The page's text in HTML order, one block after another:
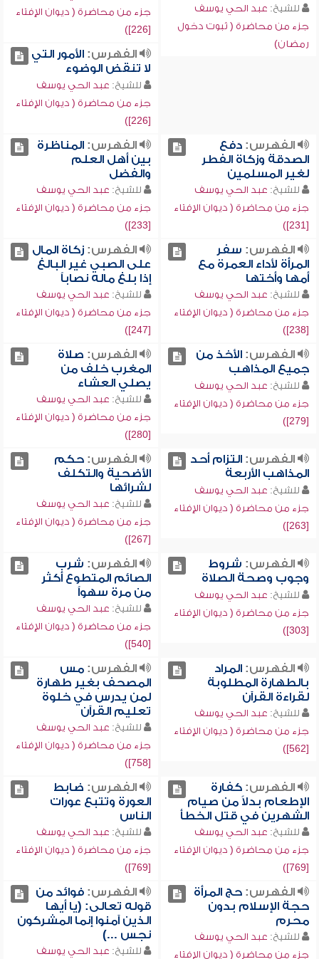
للشيخ: عبد الحي يوسف
جزء من محاضرة ( ثبوت دخول
رمضان)
جزء من محاضرة ( ديوان الإفتاء
[226])
الفهرس:الأمور التي
لا تنقض الوضوء
للشيخ: عبد الحي يوسف
جزء من محاضرة ( ديوان الإفتاء
[226])
الفهرس:دفع
الصدقة وزكاة الفطر
لغير المسلمين
للشيخ: عبد الحي يوسف
جزء من محاضرة ( ديوان الإفتاء
[231])
الفهرس:المناظرة
بين أهل العلم
والفضل
للشيخ: عبد الحي يوسف
جزء من محاضرة ( ديوان الإفتاء
[233])
الفهرس: سفر
المرأة لأداء العمرة مع
أمها وأختها
للشيخ: عبد الحي يوسف
جزء من محاضرة ( ديوان الإفتاء
[238])
الفهرس:زكاة المال
على الصبي غير البالغ
إذا بلغ ماله نصاباً
للشيخ: عبد الحي يوسف
جزء من محاضرة ( ديوان الإفتاء
[247])
الفهرس:الأخذ من
جميع المذاهب
للشيخ: عبد الحي يوسف
جزء من محاضرة ( ديوان الإفتاء
[279])
الفهرس: صلاة
المغرب خلف من
يصلي العشاء
للشيخ: عبد الحي يوسف
جزء من محاضرة ( ديوان الإفتاء
[280])
الفهرس:التزام أحد
المذاهب الأربعة
للشيخ: عبد الحي يوسف
جزء من محاضرة ( ديوان الإفتاء
[263])
الفهرس:حكم
الأضحية والتكلف
لشرائها
للشيخ: عبد الحي يوسف
جزء من محاضرة ( ديوان الإفتاء
[267])
الفهرس: شروط
وجوب وصحة الصلاة
للشيخ: عبد الحي يوسف
جزء من محاضرة ( ديوان الإفتاء
[303])
الفهرس: شرب
الصائم المتطوع أكثر
من مرة سهواً
للشيخ: عبد الحي يوسف
جزء من محاضرة ( ديوان الإفتاء
[540])
الفهرس:المراد
بالطهارة المطلوبة
لقراءة القرآن
للشيخ: عبد الحي يوسف
جزء من محاضرة ( ديوان الإفتاء
[562])
الفهرس:مس
المصحف بغير طهارة
لمن يدرس في خلوة
تعليم القرآن
للشيخ: عبد الحي يوسف
جزء من محاضرة ( ديوان الإفتاء
[758])
الفهرس:كفارة
الإطعام بدلاً من صيام
الشهرين في قتل الخطأ
للشيخ: عبد الحي يوسف
جزء من محاضرة ( ديوان الإفتاء
[769])
الفهرس: ضابط
العورة وتتبع عورات
الناس
للشيخ: عبد الحي يوسف
جزء من محاضرة ( ديوان الإفتاء
[769])
الفهرس:حج المرأة
حجة الإسلام بدون
محرم
للشيخ: عبد الحي يوسف
جزء من محاضرة ( ديوان الإفتاء
الفهرس:فوائد من
قوله تعالى: (يا أيها
الذين آمنوا إنما المشركون
نجس ...)
للشيخ: عبد الحي يوسف